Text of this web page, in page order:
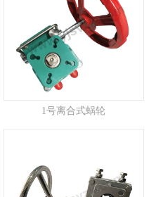
1号离合式蜗轮